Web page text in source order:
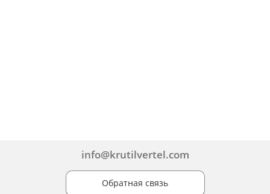
info@krutilvertel.com
Обратная связь